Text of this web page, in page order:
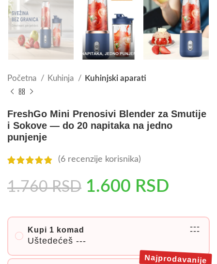
Početna Kuhinja Kuhinjski aparati
FreshGo Mini Prenosivi Blender za Smutije
i Sokove — do 20 napitaka na jedno
punjenje
(6 recenzije korisnika)
1.760RSD 1.600 RSD
Kupi 1 komad
Uštedećeš ---
---
---
Najprodavanije